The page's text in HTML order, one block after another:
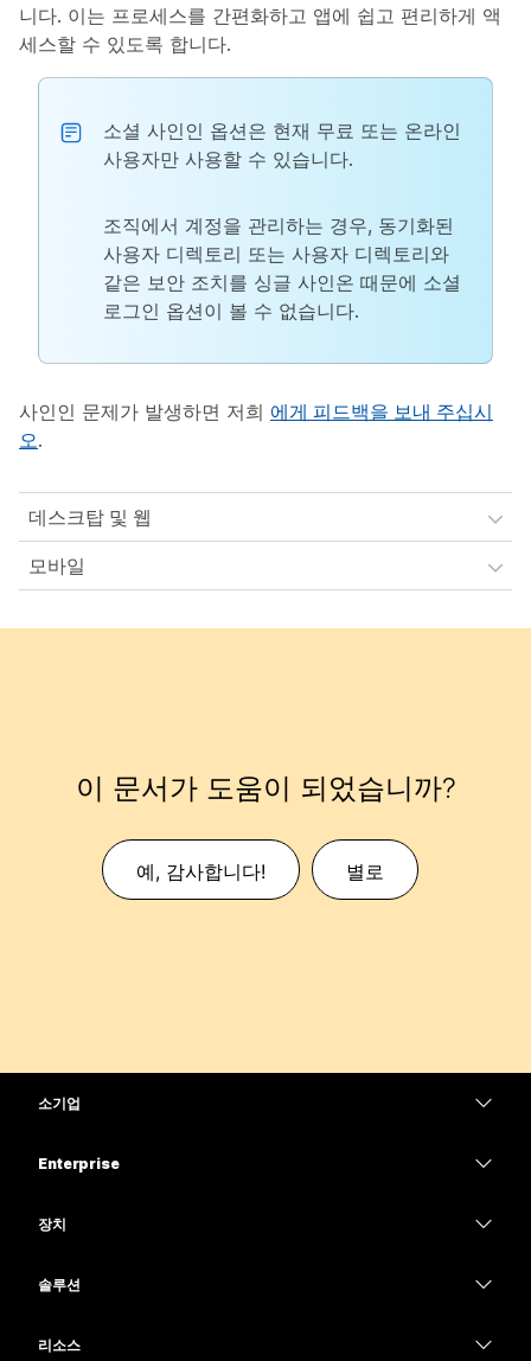
니다. 이는 프로세스를 간편화하고 앱에 쉽고 편리하게 액
세스할 수 있도록 합니다.
소셜 사인인 옵션은 현재 무료 또는 온라인
사용자만 사용할 수 있습니다.
조직에서 계정을 관리하는 경우, 동기화된
사용자 디렉토리 또는 사용자 디렉토리와
같은 보안 조치를 싱글 사인온 때문에 소셜
로그인 옵션이 볼 수 없습니다.
사인인 문제가 발생하면 저희 에게 피드백을 보내 주십시
오.
데스크탑 및 웹
모바일
이 문서가 도움이 되었습니까?
예, 감사합니다! 별로
소기업
Enterprise
장치
솔루션
리소스